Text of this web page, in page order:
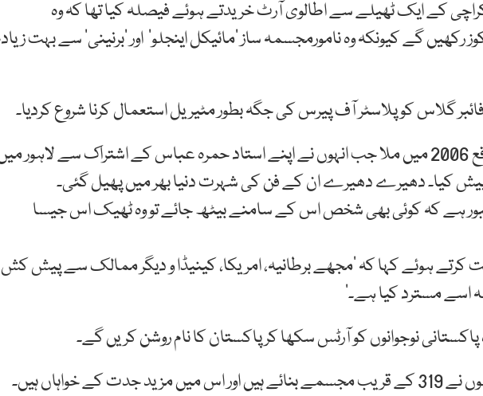
کے ایک ٹھیلے سے اطالوی آرٹ خریدتے ہوئے فیصلہ کیا تھا کہ وہ
گے کیونکہ وہ نامورمجسمہ ساز ‘مائیکل اینجلو’ اور ‘برنینی’ سے بہت
گلاس کو پلاسٹر آف پیرس کی جگہ بطور مٹیریل استعمال کرنا شروع کردیا۔
انہیں سب سے پہلے نمائش کا موقع 2006 میں ملا جب انہوں نے اپنے استاد حمرہ عباس کے اشتراک سے لاہور
کیا۔ دھیرے دھیرے ان کے فن کی شہرت دنیا بھر میں پھیل گئی۔
ہے کہ کوئی بھی شخص اس کے سامنے بیٹھ جائے تو وہ ٹھیک اس جیسا
کرتے ہوئے کہا کہ ‘مجھے برطانیہ، امریکا، کینیڈا و دیگر ممالک سے پیش کش
اسے مسترد کیا ہے۔’
نوجوانوں کو آرٹس سکھا کر پاکستان کا نام روشن کریں گے۔
خواہاں ہیں۔